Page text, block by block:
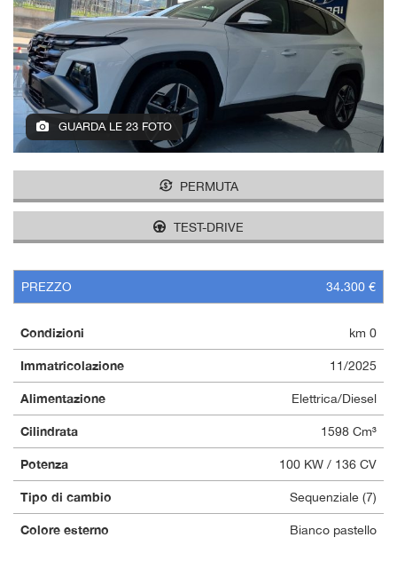
AREA COMMERCIANTI
GUARDA LE 23 FOTO
PERMUTA
TEST-DRIVE
PREZZO 34.300 €
Condizioni km 0
Immatricolazione 11/2025
Alimentazione Elettrica/Diesel
Cilindrata 1598 Cm³
Potenza 100 KW / 136 CV
Tipo di cambio Sequenziale (7)
Colore esterno Bianco pastello